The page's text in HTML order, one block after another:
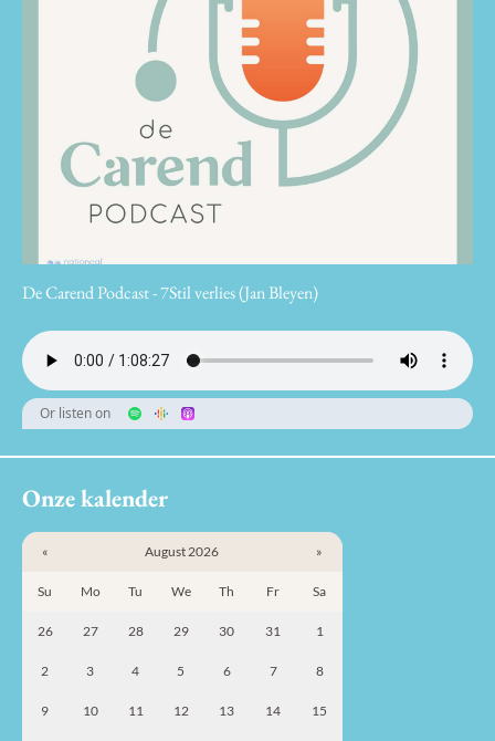
De Carend Podcast - 7Stil verlies (Jan Bleyen)
Or listen on
Onze kalender
« August 2026 »
Su Mo Tu We Th Fr Sa
26 27 28 29 30 31 1
2 3 4 5 6 7 8
9 10 11 12 13 14 15